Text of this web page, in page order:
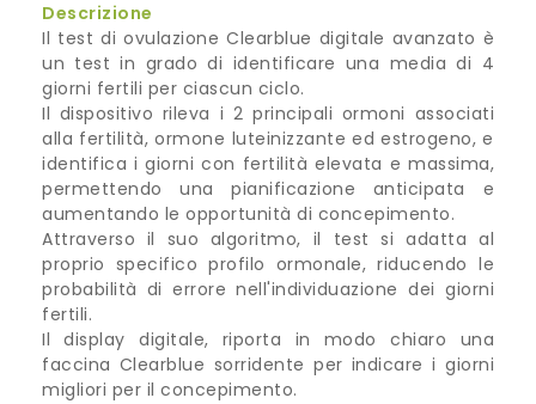
Descrizione
Il test di ovulazione Clearblue digitale avanzato è
un test in grado di identificare una media di 4
giorni fertili per ciascun ciclo.
Il dispositivo rileva i 2 principali ormoni associati
alla fertilità, ormone luteinizzante ed estrogeno, e
identifica i giorni con fertilità elevata e massima,
permettendo una pianificazione anticipata e
aumentando le opportunità di concepimento.
Attraverso il suo algoritmo, il test si adatta al
proprio specifico profilo ormonale, riducendo le
probabilità di errore nell'individuazione dei giorni
fertili.
Il display digitale, riporta in modo chiaro una
faccina Clearblue sorridente per indicare i giorni
migliori per il concepimento.